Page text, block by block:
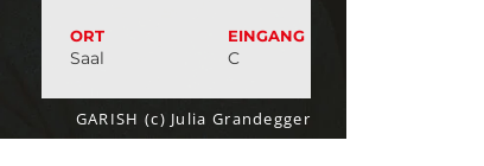
ORT
Saal
EINGANG
C
GARISH (c) Julia Grandegger